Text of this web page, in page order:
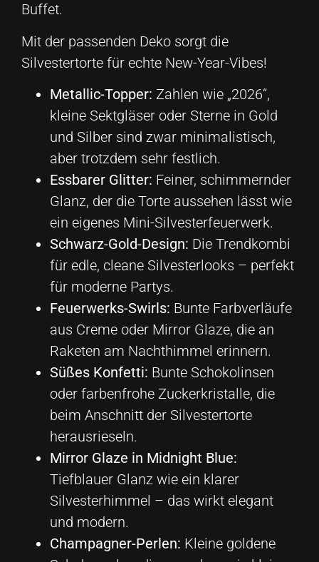
Buffet.
Mit der passenden Deko sorgt die
Silvestertorte für echte New-Year-Vibes!
Metallic-Topper: Zahlen wie „2026“,
kleine Sektgläser oder Sterne in Gold
und Silber sind zwar minimalistisch,
aber trotzdem sehr festlich.
Essbarer Glitter: Feiner, schimmernder
Glanz, der die Torte aussehen lässt wie
ein eigenes Mini-Silvesterfeuerwerk.
Schwarz-Gold-Design: Die Trendkombi
für edle, cleane Silvesterlooks – perfekt
für moderne Partys.
Feuerwerks-Swirls: Bunte Farbverläufe
aus Creme oder Mirror Glaze, die an
Raketen am Nachthimmel erinnern.
Süßes Konfetti: Bunte Schokolinsen
oder farbenfrohe Zuckerkristalle, die
beim Anschnitt der Silvestertorte
herausrieseln.
Mirror Glaze in Midnight Blue:
Tiefblauer Glanz wie ein klarer
Silvesterhimmel – das wirkt elegant
und modern.
Champagner-Perlen: Kleine goldene